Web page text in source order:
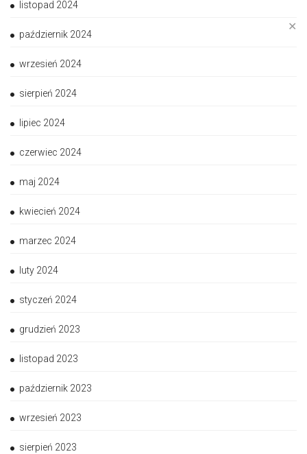
✕
listopad 2024
październik 2024
wrzesień 2024
sierpień 2024
lipiec 2024
czerwiec 2024
maj 2024
kwiecień 2024
marzec 2024
luty 2024
styczeń 2024
grudzień 2023
listopad 2023
październik 2023
wrzesień 2023
sierpień 2023